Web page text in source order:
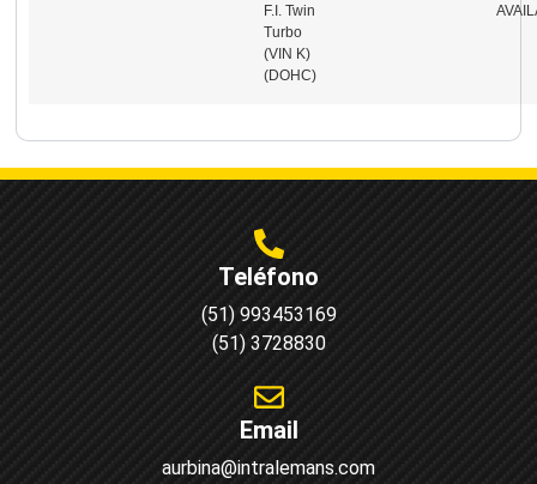
F.I. Twin
Turbo
(VIN K)
(DOHC)
Teléfono
(51) 993453169
(51) 3728830
Email
aurbina@intralemans.com